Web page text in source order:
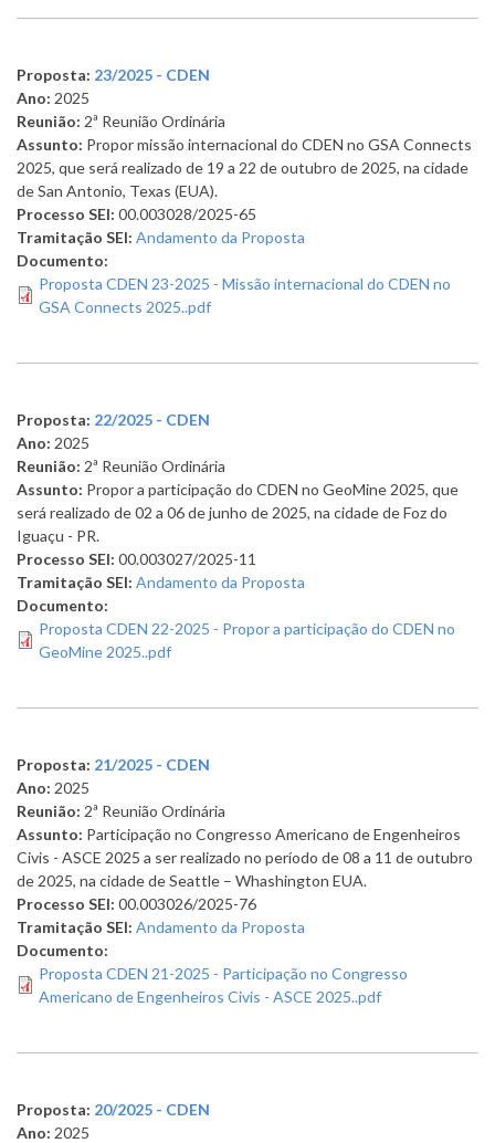
Proposta: 23/2025 - CDEN
Ano: 2025
Reunião: 2ª Reunião Ordinária
Assunto: Propor missão internacional do CDEN no GSA Connects
2025, que será realizado de 19 a 22 de outubro de 2025, na cidade
de San Antonio, Texas (EUA).
Processo SEI: 00.003028/2025-65
Tramitação SEI: Andamento da Proposta
Documento:
Proposta CDEN 23-2025 - Missão internacional do CDEN no
GSA Connects 2025..pdf
Proposta: 22/2025 - CDEN
Ano: 2025
Reunião: 2ª Reunião Ordinária
Assunto: Propor a participação do CDEN no GeoMine 2025, que
será realizado de 02 a 06 de junho de 2025, na cidade de Foz do
Iguaçu - PR.
Processo SEI: 00.003027/2025-11
Tramitação SEI: Andamento da Proposta
Documento:
Proposta CDEN 22-2025 - Propor a participação do CDEN no
GeoMine 2025..pdf
Proposta: 21/2025 - CDEN
Ano: 2025
Reunião: 2ª Reunião Ordinária
Assunto: Participação no Congresso Americano de Engenheiros
Civis - ASCE 2025 a ser realizado no período de 08 a 11 de outubro
de 2025, na cidade de Seattle – Whashington EUA.
Processo SEI: 00.003026/2025-76
Tramitação SEI: Andamento da Proposta
Documento:
Proposta CDEN 21-2025 - Participação no Congresso
Americano de Engenheiros Civis - ASCE 2025..pdf
Proposta: 20/2025 - CDEN
Ano: 2025